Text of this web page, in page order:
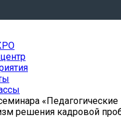
решения кадровой